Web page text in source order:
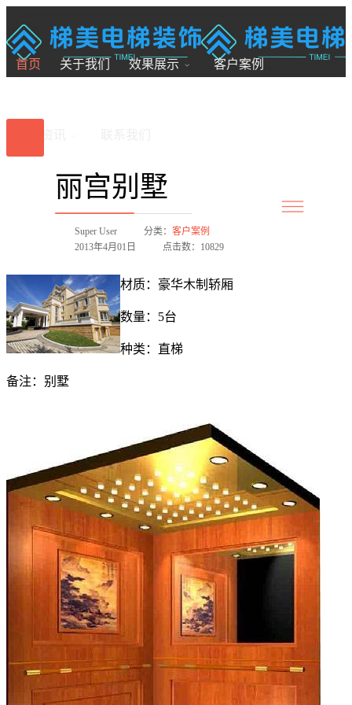
首页 关于我们 效果展示 客户案例
丽宫别墅
Super User 分类： 客户案例
2013年4月01日
点击数：10829
材质：豪华木制轿厢
数量：5台
种类：直梯
备注：别墅